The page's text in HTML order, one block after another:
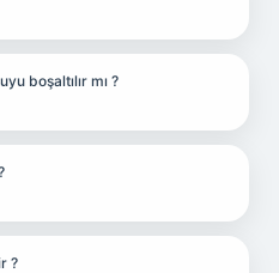
boşaltılır mı ?
?